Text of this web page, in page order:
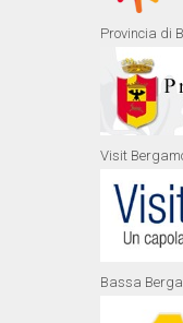
Provincia di
Visit
Bassa